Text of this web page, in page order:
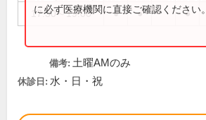
17:30～19:00 ● ● ●
に必ず医療機関に直接ご確認ください。
備考: 土曜AMのみ
休診日: 水・日・祝